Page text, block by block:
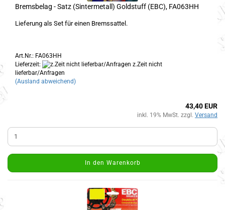
Bremsbelag - Satz (Sintermetall) Goldstuff (EBC), FA063HH
Lieferung als Set für einen Bremssattel.
Art.Nr.: FA063HH
Lieferzeit:
z.Zeit nicht
lieferbar/Anfragen
(Ausland abweichend)
43,40 EUR
inkl. 19% MwSt. zzgl. Versand
In den Warenkorb